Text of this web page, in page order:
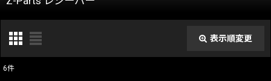
表示順変更
6件